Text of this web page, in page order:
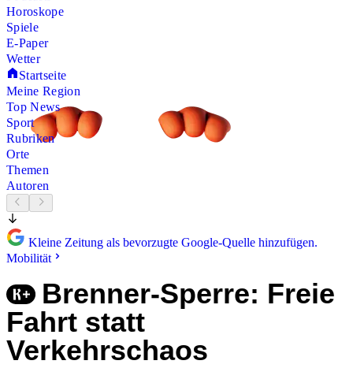
Horoskope
Spiele
E-Paper
Wetter
Startseite
Meine Region
Top News
Sport
Rubriken
Orte
Themen
Autoren
Kleine Zeitung als bevorzugte Google-Quelle hinzufügen.
Mobilität
Brenner-Sperre: Freie
Fahrt statt
Verkehrschaos